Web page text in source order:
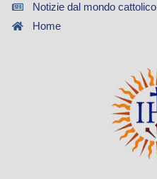
Notizie dal mondo cattolico
Home